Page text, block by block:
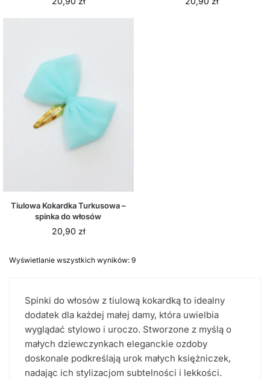
Tiulowa Kokardka Turkusowa –
spinka do włosów
20,90 zł
Wyświetlanie wszystkich wyników: 9
Spinki do włosów z tiulową kokardką to idealny
dodatek dla każdej małej damy, która uwielbia
wyglądać stylowo i uroczo. Stworzone z myślą o
małych dziewczynkach eleganckie ozdoby
doskonale podkreślają urok małych księżniczek,
nadając ich stylizacjom subtelności i lekkości.